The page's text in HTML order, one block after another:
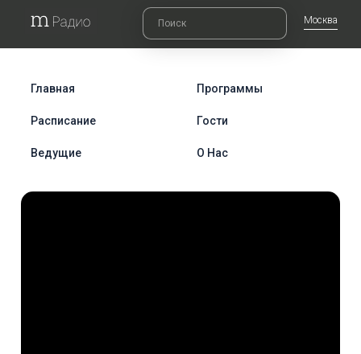
Москва
Главная Программы
Расписание Гости
Ведущие О Нас